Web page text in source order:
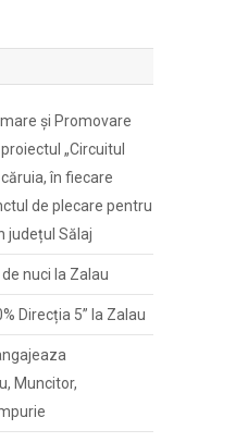
și Promovare
„Circuitul
în fiecare
de plecare pentru
județul Sălaj
nuci la Zalau
Direcția 5” la Zalau
Muncitor,